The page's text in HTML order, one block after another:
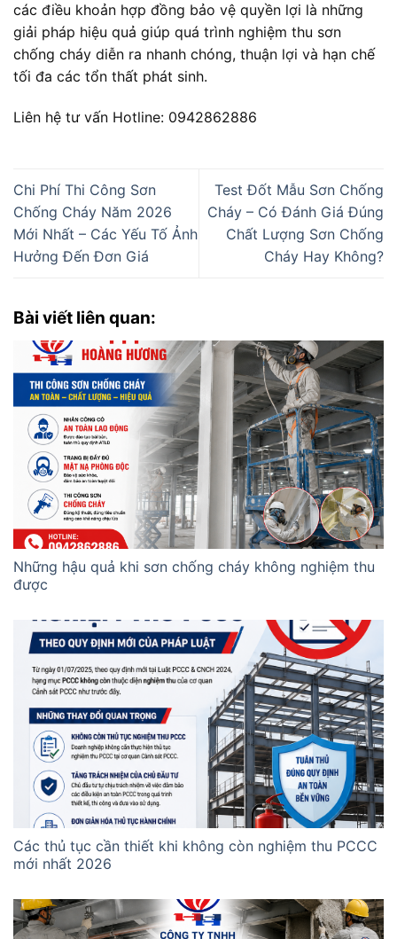
các điều khoản hợp đồng bảo vệ quyền lợi là những
giải pháp hiệu quả giúp quá trình nghiệm thu sơn
chống cháy diễn ra nhanh chóng, thuận lợi và hạn chế
tối đa các tổn thất phát sinh.
Liên hệ tư vấn Hotline: 0942862886
Chi Phí Thi Công Sơn
Chống Cháy Năm 2026
Mới Nhất – Các Yếu Tố Ảnh
Hưởng Đến Đơn Giá
Test Đốt Mẫu Sơn Chống
Cháy – Có Đánh Giá Đúng
Chất Lượng Sơn Chống
Cháy Hay Không?
Bài viết liên quan:
Những hậu quả khi sơn chống cháy không nghiệm thu
được
Các thủ tục cần thiết khi không còn nghiệm thu PCCC
mới nhất 2026